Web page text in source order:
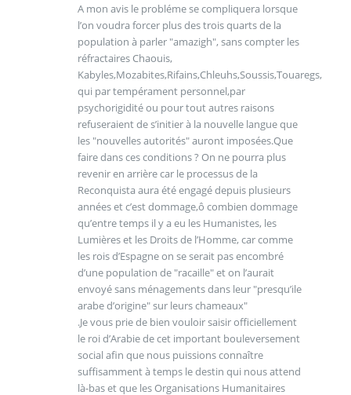
A mon avis le probléme se compliquera lorsque
l’on voudra forcer plus des trois quarts de la
population à parler "amazigh", sans compter les
réfractaires Chaouis,
Kabyles,Mozabites,Rifains,Chleuhs,Soussis,Touaregs,
qui par tempérament personnel,par
psychorigidité ou pour tout autres raisons
refuseraient de s’initier à la nouvelle langue que
les "nouvelles autorités" auront imposées.Que
faire dans ces conditions ? On ne pourra plus
revenir en arrière car le processus de la
Reconquista aura été engagé depuis plusieurs
années et c’est dommage,ô combien dommage
qu’entre temps il y a eu les Humanistes, les
Lumières et les Droits de l’Homme, car comme
les rois d’Espagne on se serait pas encombré
d’une population de "racaille" et on l’aurait
envoyé sans ménagements dans leur "presqu’ile
arabe d’origine" sur leurs chameaux"
.Je vous prie de bien vouloir saisir officiellement
le roi d’Arabie de cet important bouleversement
social afin que nous puissions connaître
suffisamment à temps le destin qui nous attend
là-bas et que les Organisations Humanitaires